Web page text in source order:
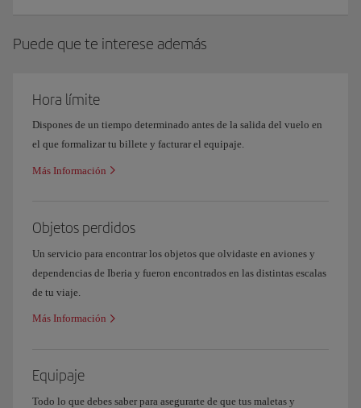
Puede que te interese además
Hora límite
Dispones de un tiempo determinado antes de la salida del vuelo en
el que formalizar tu billete y facturar el equipaje.
Más Información
Objetos perdidos
Un servicio para encontrar los objetos que olvidaste en aviones y
dependencias de Iberia y fueron encontrados en las distintas escalas
de tu viaje.
Más Información
Equipaje
Todo lo que debes saber para asegurarte de que tus maletas y